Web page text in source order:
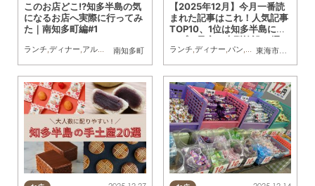
南知多町
このお店どこ!?知多半島の気
になるお店へ実際に行ってみ
た｜南知多町編#1
ランチ ディナー アルコール ,パン,カフェ スイーツ,テイクアウト 専門店,まちネタ
東海市
,大府市
【2025年12月】今月一番読
まれた記事はこれ！人気記事
TOP10、1位は知多半島にオ
ープン予定の大型施設16選
ランチ ディナー パン カフェ,スイーツ